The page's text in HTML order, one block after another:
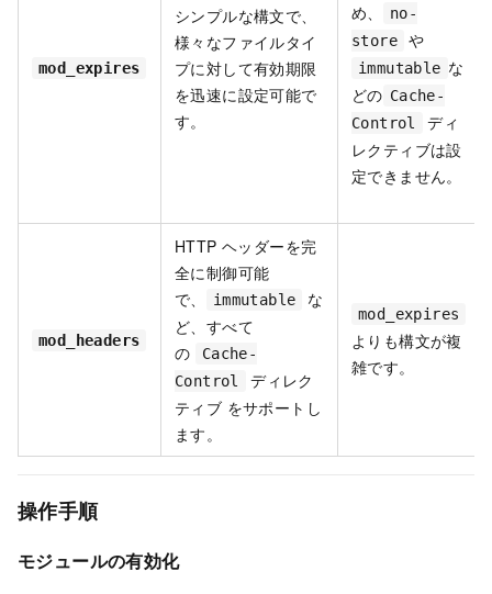
mod_expires
シンプルな構文で、
様々なファイルタイ
プに対して有効期限
を迅速に設定可能で
す。
め、
no-
store
や
immutable な
どの Cache-
Control
ディ
レクティブは設
定できません。
mod_headers
HTTP ヘッダーを完
全に制御可能
で、
immutable
な
ど、すべて
の
Cache-
Control
ディレク
ティブ をサポートし
ます。
mod_expires
よりも構文が複
雑です。
操作手順
モジュールの有効化